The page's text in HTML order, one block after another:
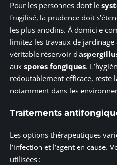
Pour les personnes dont le
fragilisé, la prudence doit
les plus anodins. À domicile
limitez les travaux de jardinage
véritable réservoir d’
aux spores fongiques.
redoutablement efficace, reste
notamment dans les
Traitements
Les options thérapeutiques
l’infection et l’agent en cause.
utilisées :